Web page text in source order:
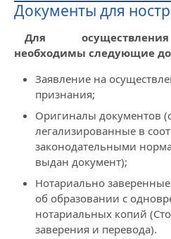
Документы для
Для
необходимы следующие
Заявление на
признания;
Оригиналы документов
легализированные в
законодательными
выдан документ);
Нотариально
об образовании с
нотариальных копий
заверения и перевода).